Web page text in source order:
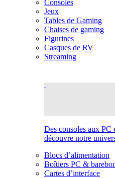
Consoles
Jeux
Tables de Gaming
Chaises de gaming
Figurines
Casques de RV
Streaming
Des consoles aux PC
découvre notre
Blocs d’alimentation
Boîtiers PC &
Cartes d’interface